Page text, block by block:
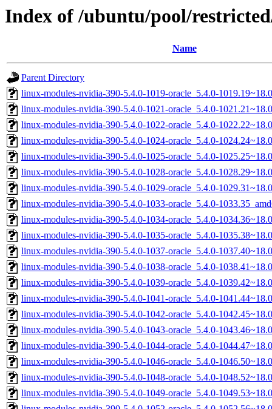
Index of /ubuntu/pool/
Name
Parent Directory
linux-modules-nvidia-390-5.4.0-1019-oracle_5.4.0-
linux-modules-nvidia-390-5.4.0-1021-oracle_5.4.0-
linux-modules-nvidia-390-5.4.0-1022-oracle_5.4.0-
linux-modules-nvidia-390-5.4.0-1024-oracle_5.4.0-
linux-modules-nvidia-390-5.4.0-1025-oracle_5.4.0-
linux-modules-nvidia-390-5.4.0-1028-oracle_5.4.0-
linux-modules-nvidia-390-5.4.0-1029-oracle_5.4.0-
linux-modules-nvidia-390-5.4.0-1033-oracle_5.4.0-
linux-modules-nvidia-390-5.4.0-1034-oracle_5.4.0-
linux-modules-nvidia-390-5.4.0-1035-oracle_5.4.0-
linux-modules-nvidia-390-5.4.0-1037-oracle_5.4.0-
linux-modules-nvidia-390-5.4.0-1038-oracle_5.4.0-
linux-modules-nvidia-390-5.4.0-1039-oracle_5.4.0-
linux-modules-nvidia-390-5.4.0-1041-oracle_5.4.0-
linux-modules-nvidia-390-5.4.0-1042-oracle_5.4.0-
linux-modules-nvidia-390-5.4.0-1043-oracle_5.4.0-
linux-modules-nvidia-390-5.4.0-1044-oracle_5.4.0-
linux-modules-nvidia-390-5.4.0-1046-oracle_5.4.0-
linux-modules-nvidia-390-5.4.0-1048-oracle_5.4.0-
linux-modules-nvidia-390-5.4.0-1049-oracle_5.4.0-